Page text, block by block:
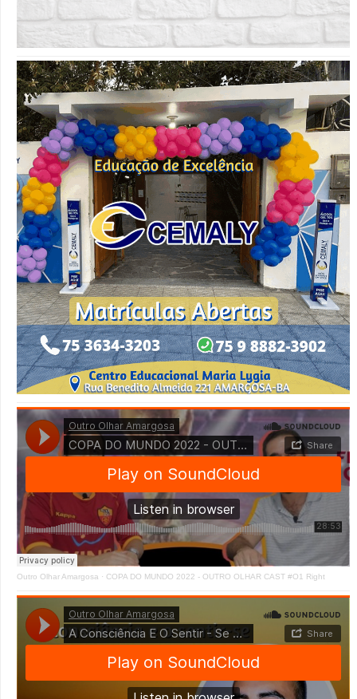
Outro Olhar Amargosa · COPA DO MUNDO 2022 - OUTRO OLHAR CAST #O1 Right